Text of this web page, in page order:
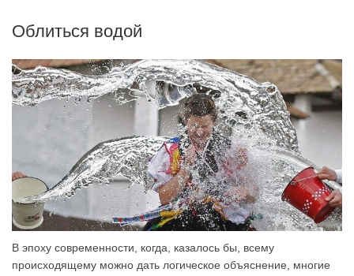
Облиться водой
В эпоху современности, когда, казалось бы, всему
происходящему можно дать логическое объяснение, многие